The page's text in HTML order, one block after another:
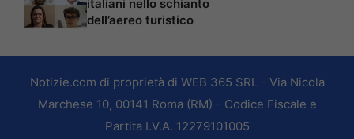
italiani nello schianto
dell’aereo turistico
Notizie.com di proprietà di WEB 365 SRL - Via Nicola
Marchese 10, 00141 Roma (RM) - Codice Fiscale e
Partita I.V.A. 12279101005